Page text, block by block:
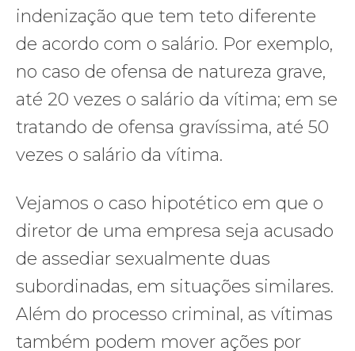
indenização que tem teto diferente
de acordo com o salário. Por exemplo,
no caso de ofensa de natureza grave,
até 20 vezes o salário da vítima; em se
tratando de ofensa gravíssima, até 50
vezes o salário da vítima.
Vejamos o caso hipotético em que o
diretor de uma empresa seja acusado
de assediar sexualmente duas
subordinadas, em situações similares.
Além do processo criminal, as vítimas
também podem mover ações por